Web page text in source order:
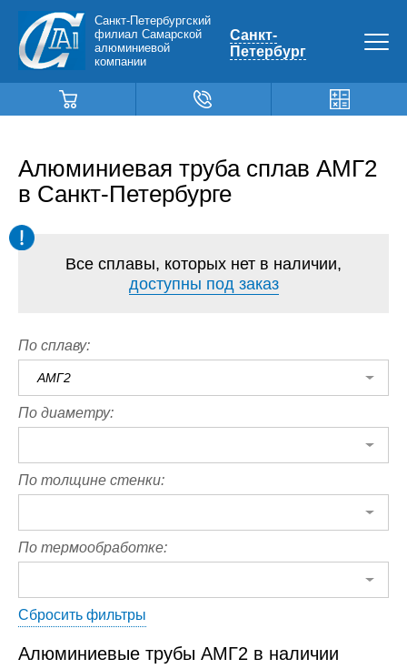
Санкт-Петербургский
филиал Самарской
алюминиевой
компании
Санкт-
Петербург
Алюминиевая труба сплав АМГ2
в Санкт-Петербурге
Все сплавы, которых нет в наличии,
доступны под заказ
По сплаву:
АМГ2
По диаметру:
По толщине стенки:
По термообработке:
Сбросить фильтры
Алюминиевые трубы АМГ2 в наличии